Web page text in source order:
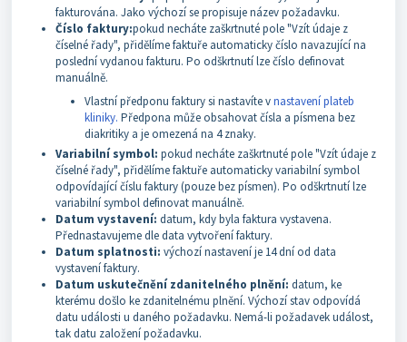
fakturována. Jako výchozí se propisuje název požadavku.
Číslo faktury:pokud necháte zaškrtnuté pole "Vzít údaje z
číselné řady", přidělíme faktuře automaticky číslo navazující na
poslední vydanou fakturu. Po odškrtnutí lze číslo definovat
manuálně.
Vlastní předponu faktury si nastavíte vnastavení plateb
kliniky. Předpona může obsahovat čísla a písmena bez
diakritiky a je omezená na 4 znaky.
Variabilní symbol: pokud necháte zaškrtnuté pole "Vzít údaje z
číselné řady", přidělíme faktuře automaticky variabilní symbol
odpovídající číslu faktury (pouze bez písmen). Po odškrtnutí lze
variabilní symbol definovat manuálně.
Datum vystavení: datum, kdy byla faktura vystavena.
Přednastavujeme dle data vytvoření faktury.
Datum splatnosti: výchozí nastavení je 14 dní od data
vystavení faktury.
Datum uskutečnění zdanitelného plnění: datum, ke
kterému došlo ke zdanitelnému plnění. Výchozí stav odpovídá
datu události u daného požadavku. Nemá-li požadavek událost,
tak datu založení požadavku.